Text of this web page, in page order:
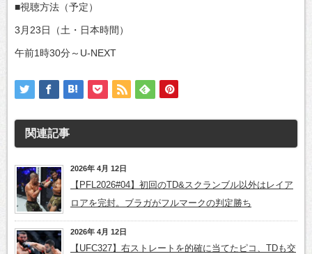
■視聴方法（予定）
3月23日（土・日本時間）
午前1時30分～U-NEXT
関連記事
2026年 4月 12日
【PFL2026#04】初回のTD&スクランブル以外はレイア
ロアを完封。ブラガがフルマークの判定勝ち
2026年 4月 12日
【UFC327】右ストレートを的確に当てたピコ、TDも交